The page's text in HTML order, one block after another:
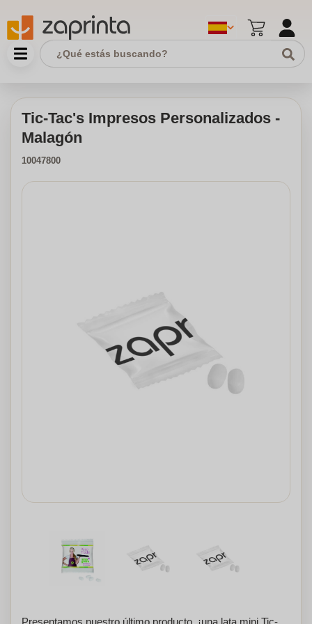
Tic-Tac's Impresos Personalizados -
Malagón
10047800
Presentamos nuestro último producto, ¡una lata mini Tic-